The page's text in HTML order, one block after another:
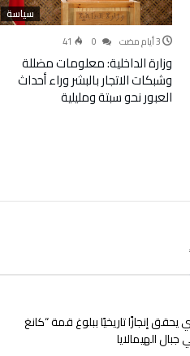
سياسة
41
وزارة الداخلية: معلومات مضللة
وشبكات الاتجار بالبشر وراء أحداث
العبور نحو سبتة ومليلية
إنجازًا تاريخيًا ببلوغ قمة “كانغ